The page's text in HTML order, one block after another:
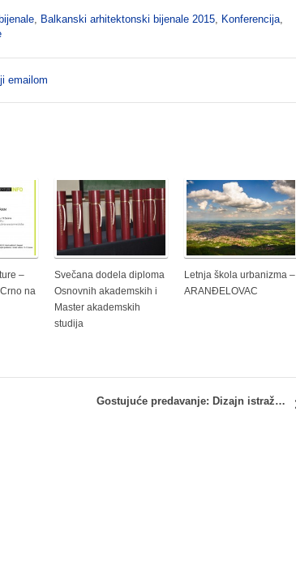
, Balkanski arhitektonski bijenale 2015, Konferencija,
emailom
–
na
Svečana dodela diploma
Osnovnih akademskih i
Master akademskih
studija
Letnja škola urbanizma –
ARANĐELOVAC
Gostujuće predavanje: Dizajn istraživanja u arhitekturi – Marej Frejzer (Murray Fraser)